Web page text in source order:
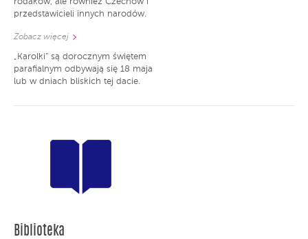
przedstawicieli innych narodów.
Zobacz więcej
„Karolki” są dorocznym świętem
parafialnym odbywają się 18 maja
lub w dniach bliskich tej dacie.
Biblioteka